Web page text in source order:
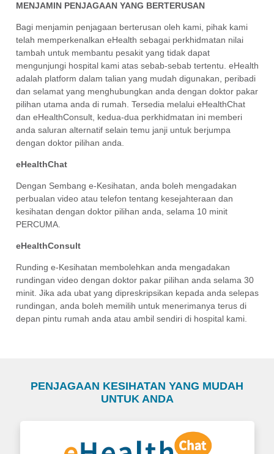
MENJAMIN PENJAGAAN YANG BERTERUSAN
Bagi menjamin penjagaan berterusan oleh kami, pihak kami
telah memperkenalkan eHealth sebagai perkhidmatan nilai
tambah untuk membantu pesakit yang tidak dapat
mengunjungi hospital kami atas sebab-sebab tertentu. eHealth
adalah platform dalam talian yang mudah digunakan, peribadi
dan selamat yang menghubungkan anda dengan doktor pakar
pilihan utama anda di rumah. Tersedia melalui eHealthChat
dan eHealthConsult, kedua-dua perkhidmatan ini memberi
anda saluran alternatif selain temu janji untuk berjumpa
dengan doktor pilihan anda.
eHealthChat
Dengan Sembang e-Kesihatan, anda boleh mengadakan
perbualan video atau telefon tentang kesejahteraan dan
kesihatan dengan doktor pilihan anda, selama 10 minit
PERCUMA.
eHealthConsult
Runding e-Kesihatan membolehkan anda mengadakan
rundingan video dengan doktor pakar pilihan anda selama 30
minit. Jika ada ubat yang dipreskripsikan kepada anda selepas
rundingan, anda boleh memilih untuk menerimanya terus di
depan pintu rumah anda atau ambil sendiri di hospital kami.
PENJAGAAN KESIHATAN YANG MUDAH
UNTUK ANDA